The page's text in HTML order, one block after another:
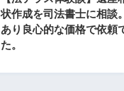
状作成を司法書士に相談
あり良心的な価格で依頼
た。